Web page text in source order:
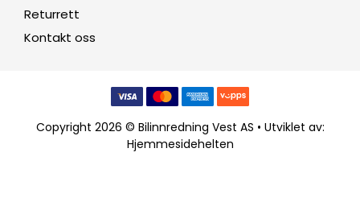
Returrett
Kontakt oss
Copyright 2026 © Bilinnredning Vest AS • Utviklet av:
Hjemmesidehelten